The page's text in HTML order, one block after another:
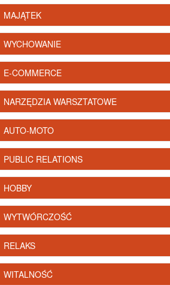
MAJĄTEK
WYCHOWANIE
E-COMMERCE
NARZĘDZIA WARSZTATOWE
AUTO-MOTO
PUBLIC RELATIONS
HOBBY
WYTWÓRCZOŚĆ
RELAKS
WITALNOŚĆ